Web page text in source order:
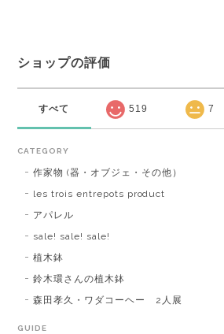
ショップの評価
すべて 519 7
CATEGORY
作家物 (器・オブジェ・その他）
les trois entrepots product
アパレル
sale! sale! sale!
植木鉢
鈴木環さんの植木鉢
森田孝久・ワダコーヘー 2人展
GUIDE